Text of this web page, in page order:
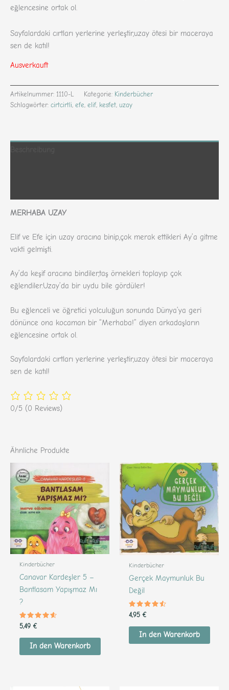
eğlencesine ortak ol.
Sayfalardaki cırtları yerlerine yerleştir,uzay ötesi bir maceraya
sen de katıl!
Ausverkauft
Artikelnummer: 1110-L Kategorie: Kinderbücher
Schlagwörter: cirtcirtli, efe, elif, kesfet, uzay
MERHABA UZAY
Elif ve Efe için uzay aracına binip,çok merak ettikleri Ay’a gitme
vakti gelmişti.
Ay’da keşif aracına bindiler,taş örnekleri toplayıp çok
eğlendiler.Uzay’da bir uydu bile gördüler!
Bu eğlenceli ve öğretici yolculuğun sonunda Dünya’ya geri
dönünce ona kocaman bir “Merhaba!” diyen arkadaşların
eğlencesine ortak ol.
Sayfalardaki cırtları yerlerine yerleştir,uzay ötesi bir maceraya
sen de katıl!
0/5 (0 Reviews)
Ähnliche Produkte
Kinderbücher
Canavar Kardeşler 5 –
Bantlasam Yapışmaz Mı
?
Bewertet
mit
4.43
von 5
5,49 €
In den Warenkorb
Kinderbücher
Gerçek Maymunluk Bu
Değil
Bewertet
mit
4.38
von 5
4,95 €
In den Warenkorb